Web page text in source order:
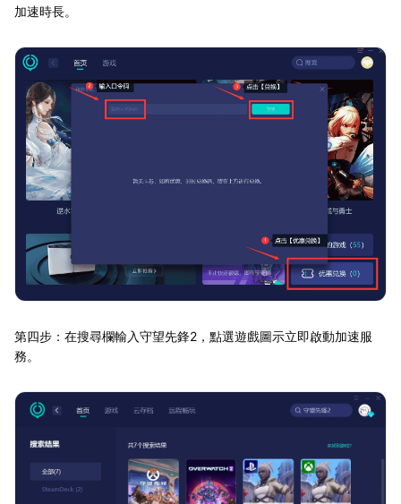
加速時長。
第四步：在搜尋欄輸入守望先鋒2，點選遊戲圖示立即啟動加速服
務。